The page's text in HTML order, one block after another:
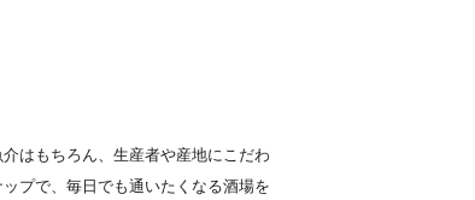
はもちろん、生産者や産地にこだわ
プで、毎日でも通いたくなる酒場を